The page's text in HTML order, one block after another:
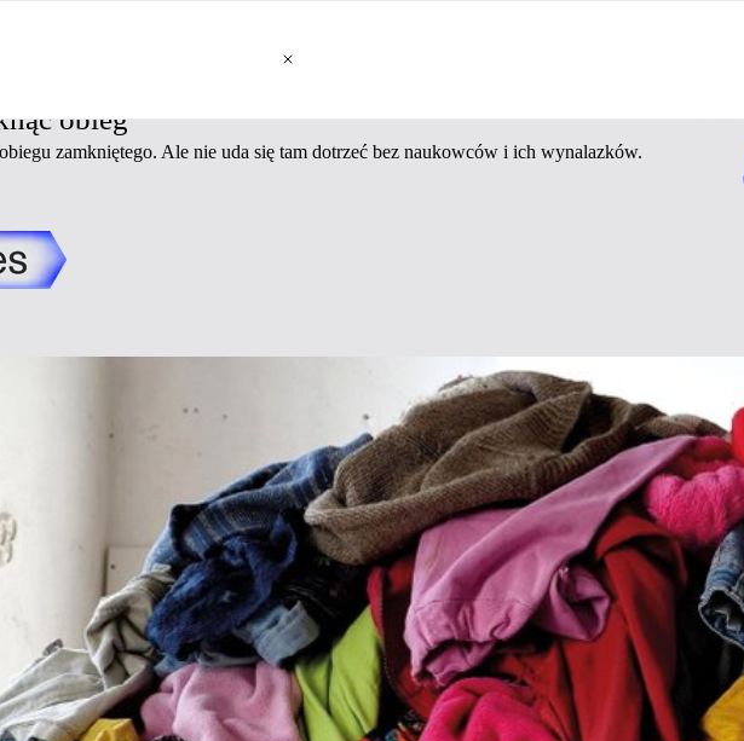
obieg
zamkniętego. Ale nie uda się tam dotrzeć bez naukowców i ich wynalazków.